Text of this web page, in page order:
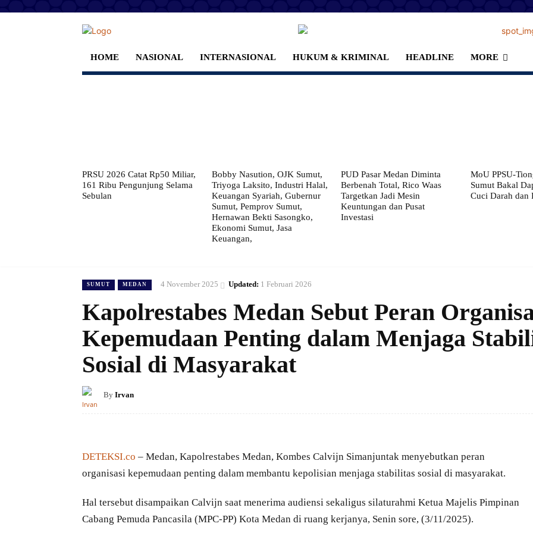
HOME NASIONAL INTERNASIONAL HUKUM & KRIMINAL HEADLINE MORE
PRSU 2026 Catat Rp50 Miliar,
161 Ribu Pengunjung Selama
Sebulan
Bobby Nasution, OJK Sumut,
Triyoga Laksito, Industri Halal,
Keuangan Syariah, Gubernur
Sumut, Pemprov Sumut,
Hernawan Bekti Sasongko,
Ekonomi Sumut, Jasa
Keuangan,
PUD Pasar Medan Diminta
Berbenah Total, Rico Waas
Targetkan Jadi Mesin
Keuntungan dan Pusat
Investasi
MoU PPSU-
Sumut Bakal
Cuci Darah dan
SUMUT MEDAN 4 November 2025 Updated: 1 Februari 2026
Kapolrestabes Medan Sebut Peran
Kepemudaan Penting dalam Menjaga
Sosial di Masyarakat
By Irvan
DETEKSI.co – Medan, Kapolrestabes Medan, Kombes Calvijn Simanjuntak menyebutkan peran
organisasi kepemudaan penting dalam membantu kepolisian menjaga stabilitas sosial di masyarakat.
Hal tersebut disampaikan Calvijn saat menerima audiensi sekaligus silaturahmi Ketua Majelis Pimpinan
Cabang Pemuda Pancasila (MPC-PP) Kota Medan di ruang kerjanya, Senin sore, (3/11/2025).